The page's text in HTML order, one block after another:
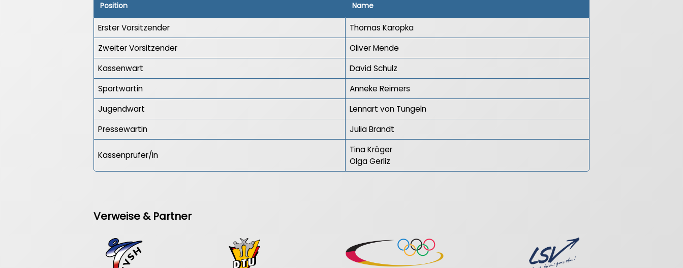
Position Name
Erster Vorsitzender
Thomas Karopka
Zweiter Vorsitzender
Oliver Mende
Kassenwart
David Schulz
Sportwartin
Anneke Reimers
Jugendwart
Lennart von Tungeln
Pressewartin
Julia Brandt
Kassenprüfer/in
Tina Kröger
Olga Gerliz
Verweise & Partner